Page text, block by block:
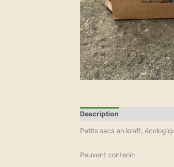
Description
Petits sacs en kraft,
Peuvent contenir: